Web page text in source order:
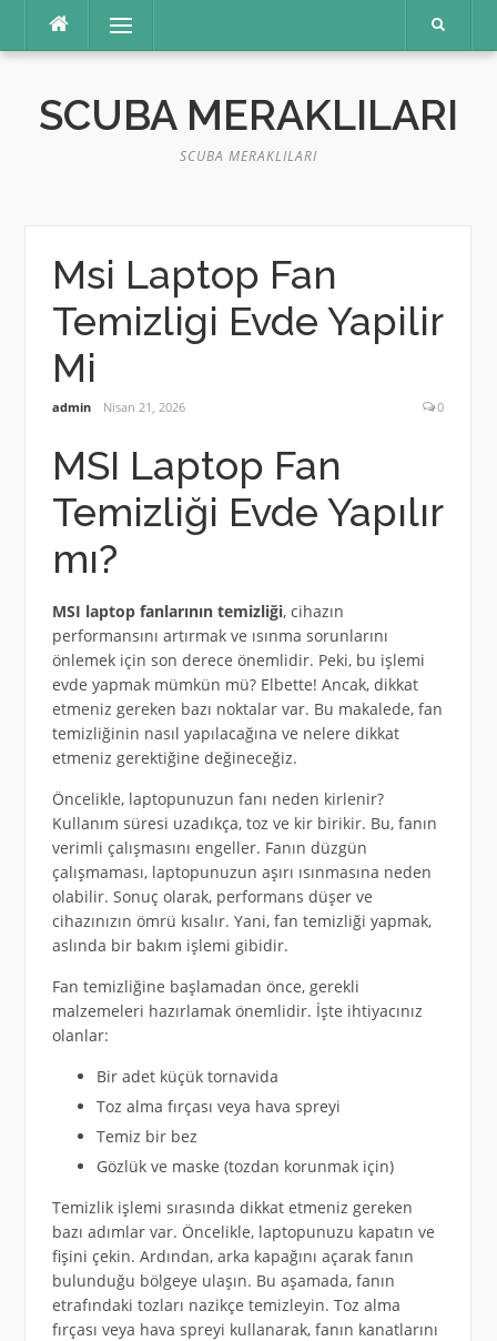
Menü
SCUBA MERAKLILARI
SCUBA MERAKLILARI
Msi Laptop Fan
Temizligi Evde Yapilir
Mi
admin Nisan 21, 2026 0
MSI Laptop Fan
Temizliği Evde Yapılır
mı?
MSI laptop fanlarının temizliği, cihazın
performansını artırmak ve ısınma sorunlarını
önlemek için son derece önemlidir. Peki, bu işlemi
evde yapmak mümkün mü? Elbette! Ancak, dikkat
etmeniz gereken bazı noktalar var. Bu makalede, fan
temizliğinin nasıl yapılacağına ve nelere dikkat
etmeniz gerektiğine değineceğiz.
Öncelikle, laptopunuzun fanı neden kirlenir?
Kullanım süresi uzadıkça, toz ve kir birikir. Bu, fanın
verimli çalışmasını engeller. Fanın düzgün
çalışmaması, laptopunuzun aşırı ısınmasına neden
olabilir. Sonuç olarak, performans düşer ve
cihazınızın ömrü kısalır. Yani, fan temizliği yapmak,
aslında bir bakım işlemi gibidir.
Fan temizliğine başlamadan önce, gerekli
malzemeleri hazırlamak önemlidir. İşte ihtiyacınız
olanlar:
Bir adet küçük tornavida
Toz alma fırçası veya hava spreyi
Temiz bir bez
Gözlük ve maske (tozdan korunmak için)
Temizlik işlemi sırasında dikkat etmeniz gereken
bazı adımlar var. Öncelikle, laptopunuzu kapatın ve
fişini çekin. Ardından, arka kapağını açarak fanın
bulunduğu bölgeye ulaşın. Bu aşamada, fanın
etrafındaki tozları nazikçe temizleyin. Toz alma
fırçası veya hava spreyi kullanarak, fanın kanatlarını